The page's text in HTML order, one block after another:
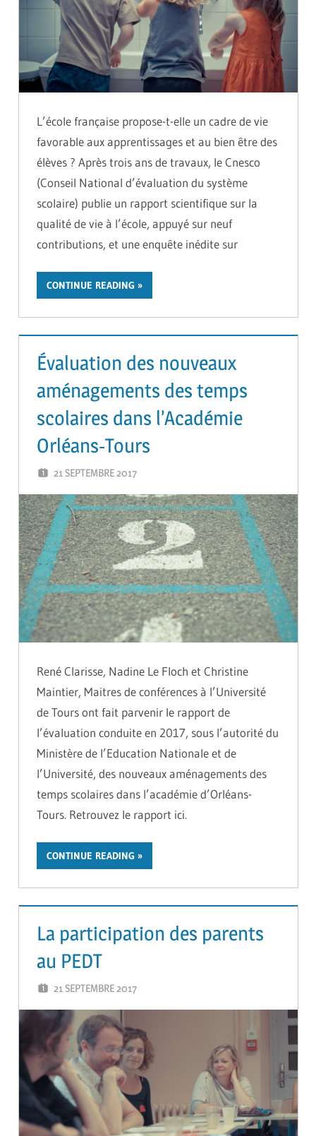
L’école française propose-t-elle un cadre de vie
favorable aux apprentissages et au bien être des
élèves ? Après trois ans de travaux, le Cnesco
(Conseil National d’évaluation du système
scolaire) publie un rapport scientifique sur la
qualité de vie à l’école, appuyé sur neuf
contributions, et une enquête inédite sur
CONTINUE READING
Évaluation des nouveaux
aménagements des temps
scolaires dans l’Académie
Orléans-Tours
21 SEPTEMBRE 2017
René Clarisse, Nadine Le Floch et Christine
Maintier, Maitres de conférences à l’Université
de Tours ont fait parvenir le rapport de
l’évaluation conduite en 2017, sous l’autorité du
Ministère de l’Education Nationale et de
l’Université, des nouveaux aménagements des
temps scolaires dans l’académie d’Orléans-
Tours. Retrouvez le rapport ici.
CONTINUE READING
La participation des parents
au PEDT
21 SEPTEMBRE 2017